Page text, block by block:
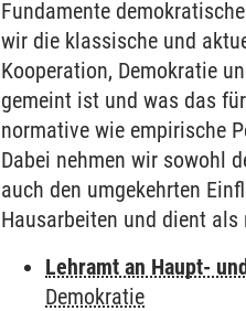
Fundamente
wir die klassische und
Kooperation, Demokratie
gemeint ist und was das
normative wie empirische
Dabei nehmen wir sowohl
auch den umgekehrten
Hausarbeiten und dient
Lehramt an Haupt-
Demokratie